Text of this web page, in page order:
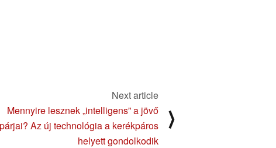
Next article
Mennyire lesznek „intelligens” a jövő
Az új technológia a kerékpáros
helyett gondolkodik
⟩